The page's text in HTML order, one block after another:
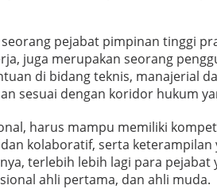
pejabat pimpinan tinggi
juga merupakan seorang
di bidang teknis, manajerial
sesuai dengan koridor hukum
harus mampu memiliki
kolaboratif, serta keterampilan
terlebih lebih lagi para pejabat
ahli pertama, dan ahli muda.